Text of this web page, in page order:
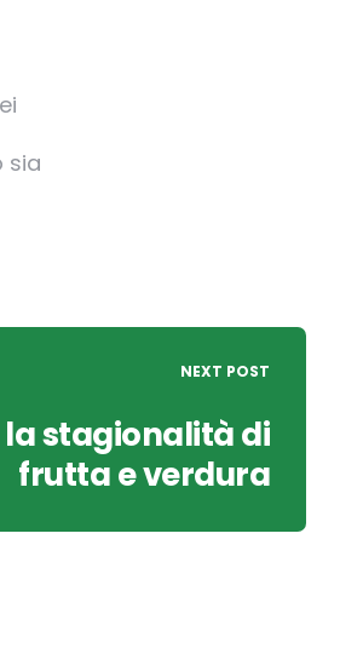
sia
NEXT POST
la stagionalità di
frutta e verdura